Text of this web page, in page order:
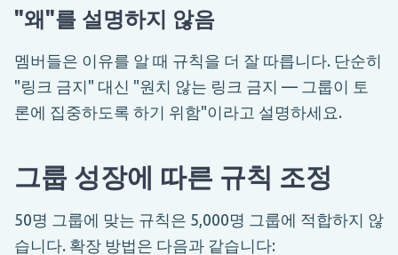
"왜"를 설명하지 않음
멤버들은 이유를 알 때 규칙을 더 잘 따릅니다. 단순히
"링크 금지" 대신 "원치 않는 링크 금지 — 그룹이 토
론에 집중하도록 하기 위함"이라고 설명하세요.
그룹 성장에 따른 규칙 조정
50명 그룹에 맞는 규칙은 5,000명 그룹에 적합하지 않
습니다. 확장 방법은 다음과 같습니다: